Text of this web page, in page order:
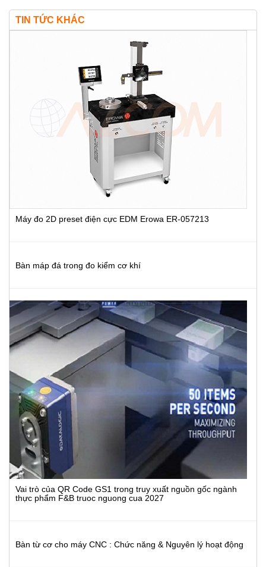
TIN TỨC KHÁC
Máy đo 2D preset điện cực EDM Erowa ER-057213
Bàn máp đá trong đo kiểm cơ khí
Vai trò của QR Code GS1 trong truy xuất nguồn gốc ngành
thực phẩm F&B truoc nguong cua 2027
Bàn từ cơ cho máy CNC : Chức năng & Nguyên lý hoạt động